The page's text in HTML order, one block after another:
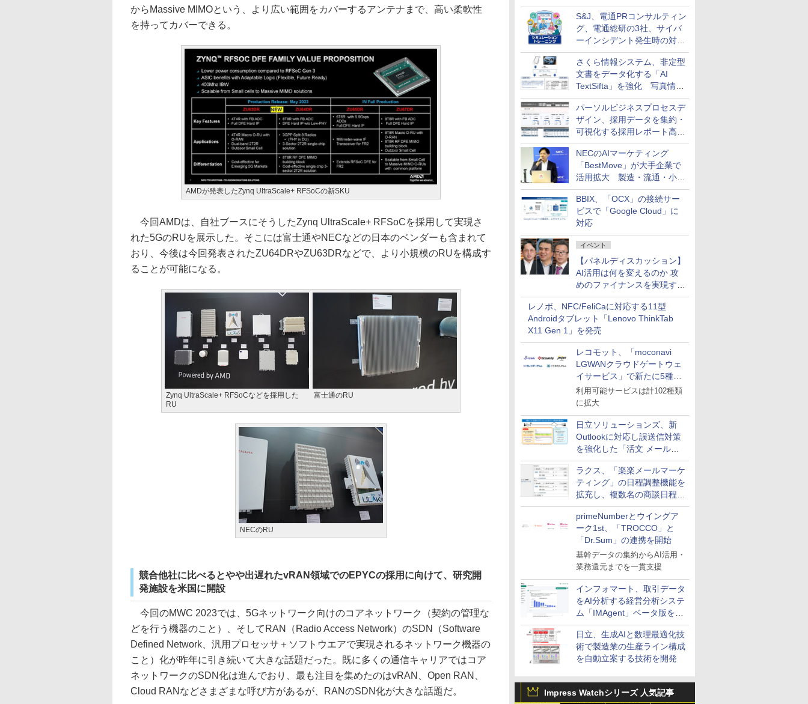
S&J、電通PRコンサルティン
グ、電通総研の3社、サイバ
ーインシデント発生時の対応
と危機管理広報を一体的に訓
練するプログラムを提供
さくら情報システム、非定型
文書をデータ化する「AI
TextSifta」を強化 写真情報
のデータ化などに対応
パーソルビジネスプロセスデ
ザイン、採用データを集約・
可視化する採用レポート高速
化サービスを提供
NECのAIマーケティング
「BestMove」が大手企業で
活用拡大 製造・流通・小売
企業・広告代理店などが実装
フェーズへ
BBIX、「OCX」の接続サー
ビスで「Google Cloud」に
対応
イベント
【パネルディスカッション】
AI活用は何を変えるのか 攻
めのファイナンスを実現する
業務設計とマインドセット変
革
レノボ、NFC/FeliCaに対応する11型
Androidタブレット「Lenovo ThinkTab
X11 Gen 1」を発売
レコモット、「moconavi
LGWANクラウドゲートウェ
イサービス」で新たに5種類
のサービスと連携開始
利用可能サービスは計102種類
に拡大
日立ソリューションズ、新
Outlookに対応し誤送信対策
を強化した「活文 メール誤
送信防止アドインサービス」
を提供
ラクス、「楽楽メールマーケ
ティング」の日程調整機能を
拡充し、複数名の商談日程調
整を効率化
primeNumberとウイングア
ーク1st、「TROCCO」と
「Dr.Sum」の連携を開始
基幹データの集約からAI活用・
業務還元までを一貫支援
インフォマート、取引データ
をAI分析する経営分析システ
ム「IMAgent」ベータ版を提
供
日立、生成AIと数理最適化技
術で製造業の生産ライン構成
を自動立案する技術を開発
Impress Watchシリーズ 人気記事
からMassive MIMOという、より広い範囲をカバーするアンテナまで、高い柔軟性
を持ってカバーできる。
AMDが発表したZynq UltraScale+ RFSoCの新SKU
今回AMDは、自社ブースにそうしたZynq UltraScale+ RFSoCを採用して実現さ
れた5GのRUを展示した。そこには富士通やNECなどの日本のベンダーも含まれて
おり、今後は今回発表されたZU64DRやZU63DRなどで、より小規模のRUを構成す
ることが可能になる。
Zynq UltraScale+ RFSoCなどを採用した
RU
富士通のRU
NECのRU
競合他社に比べるとやや出遅れたvRAN領域でのEPYCの採用に向けて、研究開
発施設を米国に開設
今回のMWC 2023では、5Gネットワーク向けのコアネットワーク（契約の管理な
どを行う機器のこと）、そしてRAN（Radio Access Network）のSDN（Software
Defined Network、汎用プロセッサ＋ソフトウエアで実現されるネットワーク機器の
こと）化が昨年に引き続いて大きな話題だった。既に多くの通信キャリアではコア
ネットワークのSDN化は進んでおり、最も注目を集めたのはvRAN、Open RAN、
Cloud RANなどさまざまな呼び方があるが、RANのSDN化が大きな話題だ。